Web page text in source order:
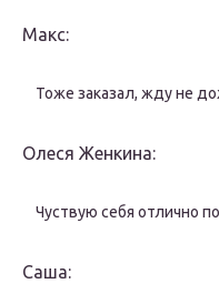
Макс:
Тоже заказал, жду не
Олеся Женкина:
Чуствую себя отлично
Саша: